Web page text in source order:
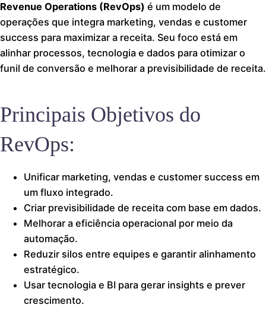
Revenue Operations (RevOps) é um modelo de
operações que integra marketing, vendas e customer
success para maximizar a receita. Seu foco está em
alinhar processos, tecnologia e dados para otimizar o
funil de conversão e melhorar a previsibilidade de receita.
Principais Objetivos do
RevOps:
Unificar marketing, vendas e customer success em
um fluxo integrado.
Criar previsibilidade de receita com base em dados.
Melhorar a eficiência operacional por meio da
automação.
Reduzir silos entre equipes e garantir alinhamento
estratégico.
Usar tecnologia e BI para gerar insights e prever
crescimento.